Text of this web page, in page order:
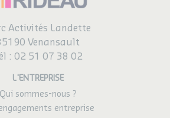
Activités Landette
Venansault
: 02 51 07 38 02
L'ENTREPRISE
Qui sommes-nous ?
entreprise